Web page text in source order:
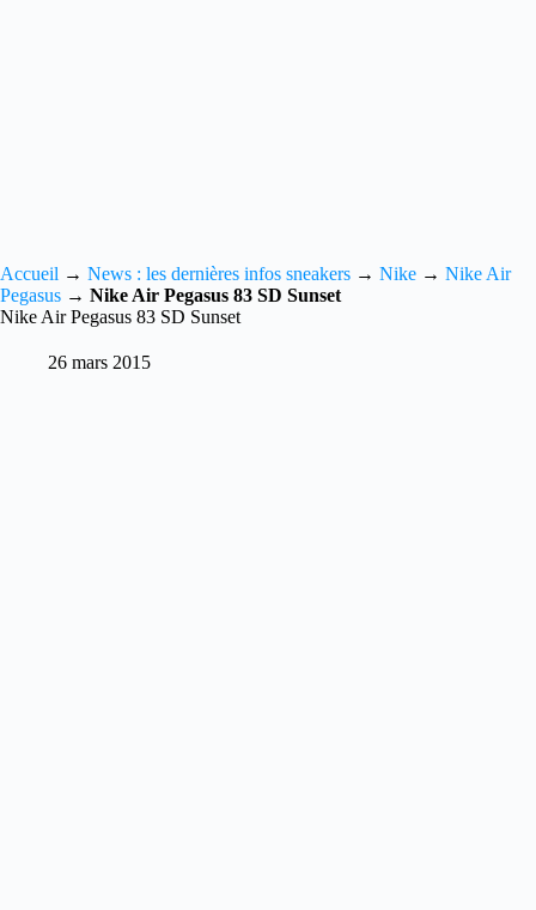
Accueil → News : les dernières infos sneakers → Nike → Nike Air
Pegasus → Nike Air Pegasus 83 SD Sunset
Nike Air Pegasus 83 SD Sunset
26 mars 2015